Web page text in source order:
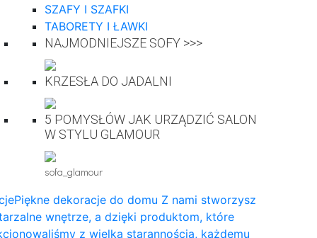
SZAFY I SZAFKI
TABORETY I ŁAWKI
NAJMODNIEJSZE SOFY >>>
KRZESŁA DO JADALNI
5 POMYSŁÓW JAK URZĄDZIĆ SALON
W STYLU GLAMOUR
sofa_glamour
Piękne dekoracje do domu Z nami stworzysz
wnętrze, a dzięki produktom, które
z wielką starannością, każdemu